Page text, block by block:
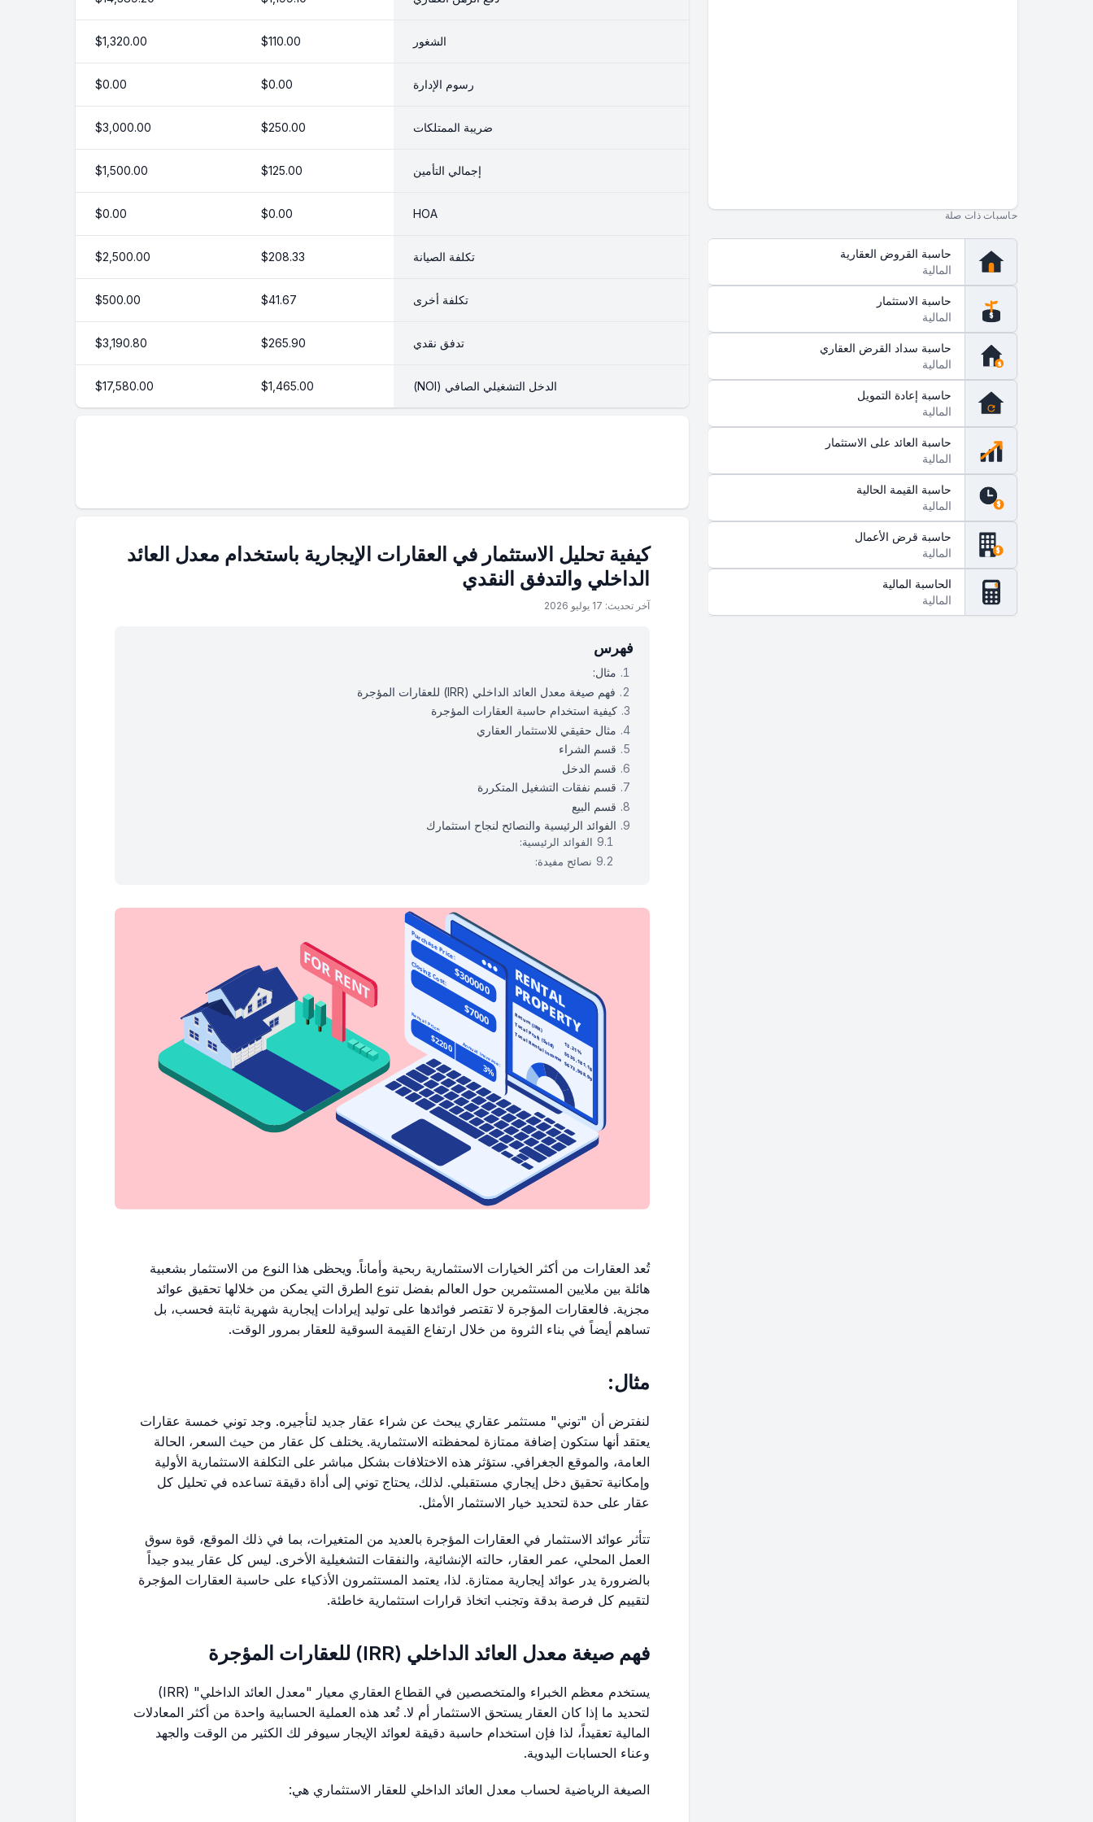
حاسبات ذات صلة
حاسبة القروض العقارية
المالية
$
حاسبة الاستثمار
المالية
$
حاسبة سداد القرض العقاري
المالية
حاسبة إعادة التمويل
المالية
حاسبة العائد على الاستثمار
المالية
$
حاسبة القيمة الحالية
المالية
$
حاسبة قرض الأعمال
المالية
$
الحاسبة المالية
المالية
الشغور $110.00
$1,320.00
رسوم الإدارة $0.00
$0.00
ضريبة الممتلكات $250.00
$3,000.00
إجمالي التأمين $125.00
$1,500.00
HOA
$0.00
$0.00
تكلفة الصيانة $208.33
$2,500.00
تكلفة أخرى $41.67
$500.00
تدفق نقدي $265.90
$3,190.80
الدخل التشغيلي الصافي (NOI) $1,465.00
$17,580.00
كيفية تحليل الاستثمار في العقارات الإيجارية باستخدام معدل العائد
الداخلي والتدفق النقدي
آخر تحديث: 17 يوليو 2026
فهرس
مثال:
فهم صيغة معدل العائد الداخلي (IRR) للعقارات المؤجرة
كيفية استخدام حاسبة العقارات المؤجرة
مثال حقيقي للاستثمار العقاري
قسم الشراء
قسم الدخل
قسم نفقات التشغيل المتكررة
قسم البيع
الفوائد الرئيسية والنصائح لنجاح استثمارك
الفوائد الرئيسية:
نصائح مفيدة:
تُعد العقارات من أكثر الخيارات الاستثمارية ربحية وأماناً. ويحظى هذا النوع من الاستثمار بشعبية
هائلة بين ملايين المستثمرين حول العالم بفضل تنوع الطرق التي يمكن من خلالها تحقيق عوائد
مجزية. فالعقارات المؤجرة لا تقتصر فوائدها على توليد إيرادات إيجارية شهرية ثابتة فحسب، بل
تساهم أيضاً في بناء الثروة من خلال ارتفاع القيمة السوقية للعقار بمرور الوقت.
مثال:
لنفترض أن "توني" مستثمر عقاري يبحث عن شراء عقار جديد لتأجيره. وجد توني خمسة عقارات
يعتقد أنها ستكون إضافة ممتازة لمحفظته الاستثمارية. يختلف كل عقار من حيث السعر، الحالة
العامة، والموقع الجغرافي. ستؤثر هذه الاختلافات بشكل مباشر على التكلفة الاستثمارية الأولية
وإمكانية تحقيق دخل إيجاري مستقبلي. لذلك، يحتاج توني إلى أداة دقيقة تساعده في تحليل كل
عقار على حدة لتحديد خيار الاستثمار الأمثل.
تتأثر عوائد الاستثمار في العقارات المؤجرة بالعديد من المتغيرات، بما في ذلك الموقع، قوة سوق
العمل المحلي، عمر العقار، حالته الإنشائية، والنفقات التشغيلية الأخرى. ليس كل عقار يبدو جيداً
بالضرورة يدر عوائد إيجارية ممتازة. لذا، يعتمد المستثمرون الأذكياء على حاسبة العقارات المؤجرة
لتقييم كل فرصة بدقة وتجنب اتخاذ قرارات استثمارية خاطئة.
فهم صيغة معدل العائد الداخلي (IRR) للعقارات المؤجرة
يستخدم معظم الخبراء والمتخصصين في القطاع العقاري معيار "معدل العائد الداخلي" (IRR)
لتحديد ما إذا كان العقار يستحق الاستثمار أم لا. تُعد هذه العملية الحسابية واحدة من أكثر المعادلات
المالية تعقيداً، لذا فإن استخدام حاسبة دقيقة لعوائد الإيجار سيوفر لك الكثير من الوقت والجهد
وعناء الحسابات اليدوية.
الصيغة الرياضية لحساب معدل العائد الداخلي للعقار الاستثماري هي: